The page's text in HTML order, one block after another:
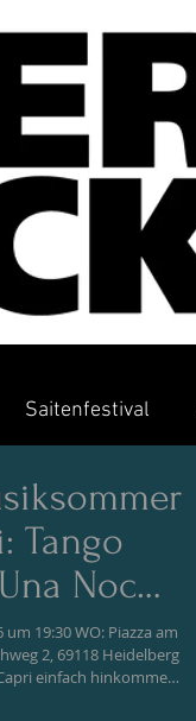
Tango
Noche
19:30 WO: Piazza am
2, 69118 Heidelberg
einfach hinkommen,
Saitenfestival